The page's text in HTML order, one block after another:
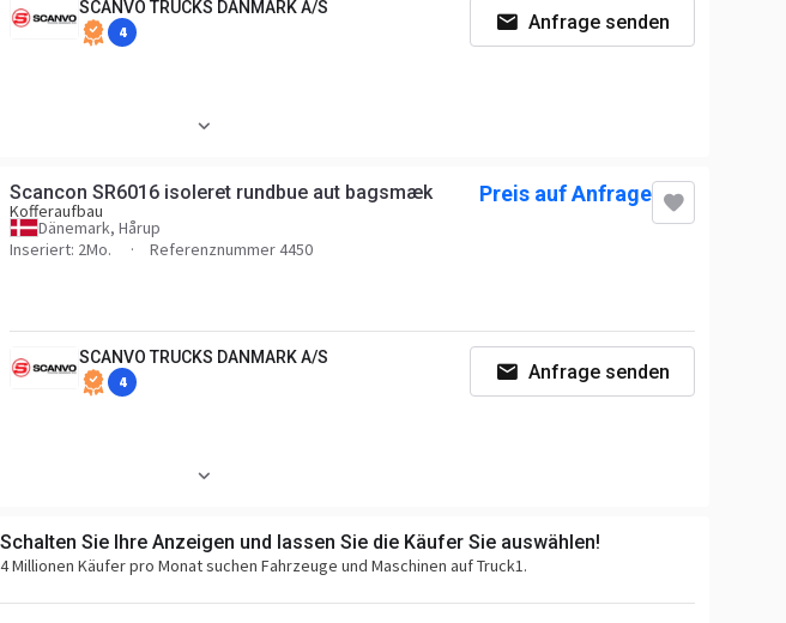
SCANVO TRUCKS DANMARK A/S
4 Anfrage senden
Scancon SR6016 isoleret rundbue aut bagsmæk
Kofferaufbau
Dänemark, Hårup
Inseriert: 2Mo.
Referenznummer 4450
Preis auf Anfrage
SCANVO TRUCKS DANMARK A/S
4 Anfrage senden
Schalten Sie Ihre Anzeigen und lassen Sie die Käufer Sie auswählen!
4 Millionen Käufer pro Monat suchen Fahrzeuge und Maschinen auf Truck1.